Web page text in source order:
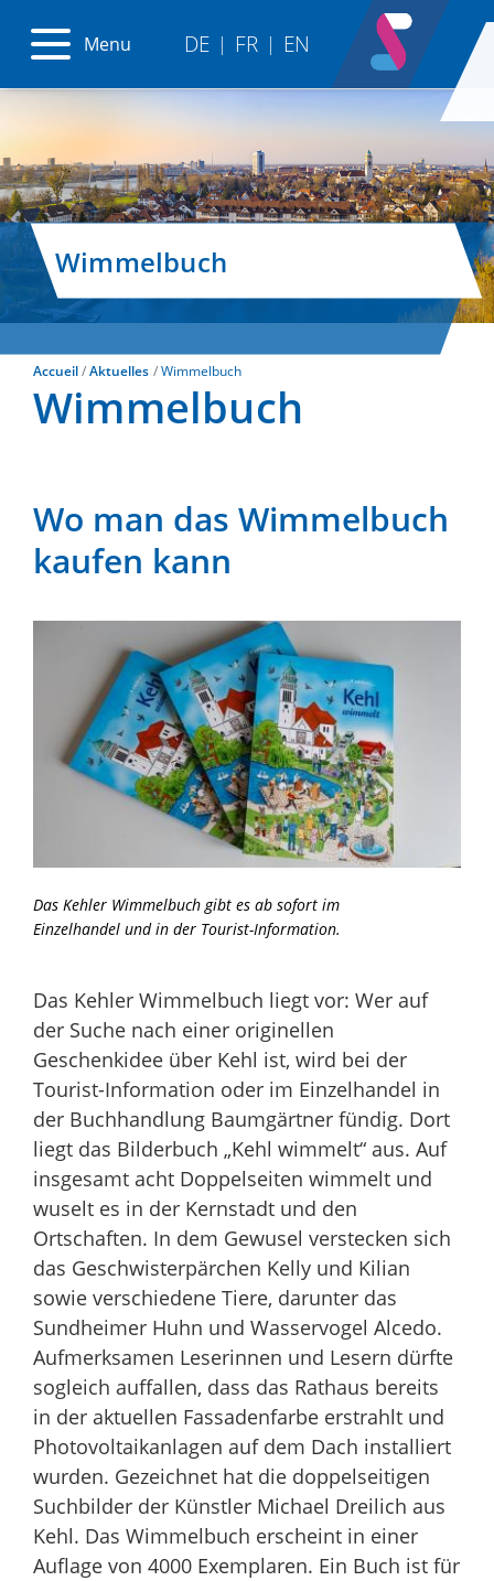
Menu DE | FR | EN
Wimmelbuch
Accueil Aktuelles Wimmelbuch
Wimmelbuch
Wo man das Wimmelbuch
kaufen kann
Das Kehler Wimmelbuch gibt es ab sofort im
Einzelhandel und in der Tourist-Information.
Das Kehler Wimmelbuch liegt vor: Wer auf
der Suche nach einer originellen
Geschenkidee über Kehl ist, wird bei der
Tourist-Information oder im Einzelhandel in
der Buchhandlung Baumgärtner fündig. Dort
liegt das Bilderbuch „Kehl wimmelt“ aus. Auf
insgesamt acht Doppelseiten wimmelt und
wuselt es in der Kernstadt und den
Ortschaften. In dem Gewusel verstecken sich
das Geschwisterpärchen Kelly und Kilian
sowie verschiedene Tiere, darunter das
Sundheimer Huhn und Wasservogel Alcedo.
Aufmerksamen Leserinnen und Lesern dürfte
sogleich auffallen, dass das Rathaus bereits
in der aktuellen Fassadenfarbe erstrahlt und
Photovoltaikanlagen auf dem Dach installiert
wurden. Gezeichnet hat die doppelseitigen
Suchbilder der Künstler Michael Dreilich aus
Kehl. Das Wimmelbuch erscheint in einer
Auflage von 4000 Exemplaren. Ein Buch ist für